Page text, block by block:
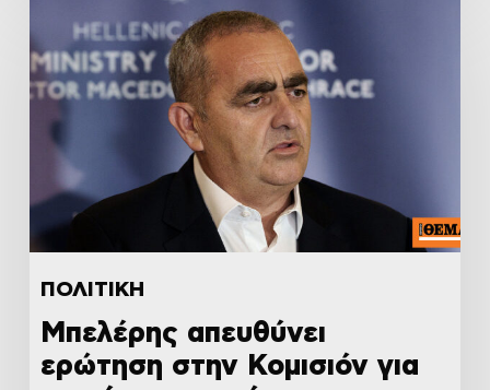
ΠΟΛΙΤΙΚΗ
Μπελέρης απευθύνει
ερώτηση στην Κομισιόν για